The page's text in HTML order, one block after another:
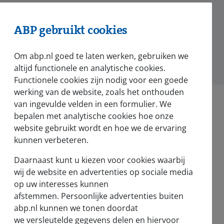
ABP gebruikt cookies
Om abp.nl goed te laten werken, gebruiken we
altijd functionele en analytische cookies.
Functionele cookies zijn nodig voor een goede
werking van de website, zoals het onthouden
van ingevulde velden in een formulier. We
bepalen met analytische cookies hoe onze
website gebruikt wordt en hoe we de ervaring
kunnen verbeteren.
Daarnaast kunt u kiezen voor cookies waarbij
wij de website en advertenties op sociale media
op uw interesses kunnen
afstemmen. Persoonlijke advertenties buiten
abp.nl kunnen we tonen doordat
we versleutelde gegevens delen en hiervoor